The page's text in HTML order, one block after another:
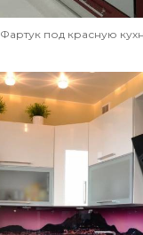
Фартук под красную